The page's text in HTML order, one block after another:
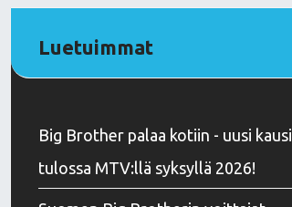
Luetuimmat
Big Brother palaa kotiin - uusi kausi
tulossa MTV:llä syksyllä 2026!